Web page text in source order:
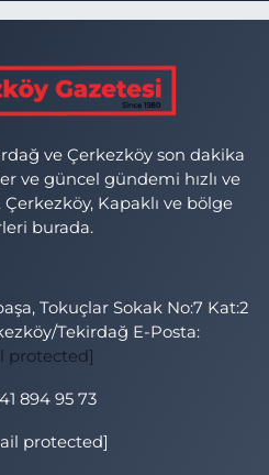
ve Çerkezköy son dakika
ve güncel gündemi hızlı ve
Kapaklı ve bölge
burada.
Tokuçlar Sokak No:7 Kat:2
Tekirdağ E-Posta:
protected]
894 95 73
protected]